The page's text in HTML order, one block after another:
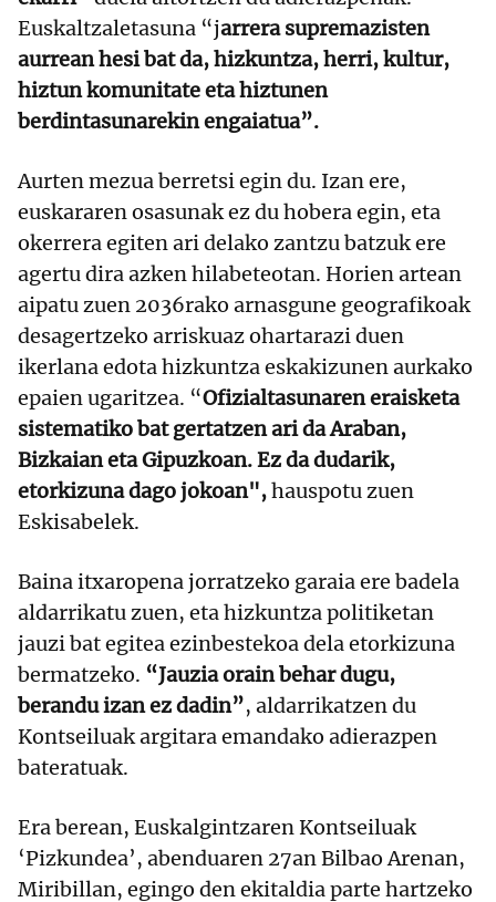
Euskaltzaletasuna “jarrera supremazisten
aurrean hesi bat da, hizkuntza, herri, kultur,
hiztun komunitate eta hiztunen
berdintasunarekin engaiatua”.
Aurten mezua berretsi egin du. Izan ere,
euskararen osasunak ez du hobera egin, eta
okerrera egiten ari delako zantzu batzuk ere
agertu dira azken hilabeteotan. Horien artean
aipatu zuen 2036rako arnasgune geografikoak
desagertzeko arriskuaz ohartarazi duen
ikerlana edota hizkuntza eskakizunen aurkako
epaien ugaritzea. “Ofizialtasunaren eraisketa
sistematiko bat gertatzen ari da Araban,
Bizkaian eta Gipuzkoan. Ez da dudarik,
etorkizuna dago jokoan",hauspotu zuen
Eskisabelek.
Baina itxaropena jorratzeko garaia ere badela
aldarrikatu zuen, eta hizkuntza politiketan
jauzi bat egitea ezinbestekoa dela etorkizuna
bermatzeko. “Jauzia orain behar dugu,
berandu izan ez dadin”, aldarrikatzen du
Kontseiluak argitara emandako adierazpen
bateratuak.
Era berean, Euskalgintzaren Kontseiluak
‘Pizkundea’, abenduaren 27an Bilbao Arenan,
Miribillan, egingo den ekitaldia parte hartzeko